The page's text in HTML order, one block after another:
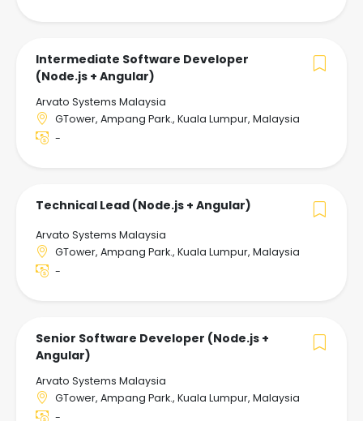
Intermediate Software Developer
(Node.js + Angular)
Arvato Systems Malaysia
GTower, Ampang Park., Kuala Lumpur, Malaysia
-
Technical Lead (Node.js + Angular)
Arvato Systems Malaysia
GTower, Ampang Park., Kuala Lumpur, Malaysia
-
Senior Software Developer (Node.js +
Angular)
Arvato Systems Malaysia
GTower, Ampang Park., Kuala Lumpur, Malaysia
-